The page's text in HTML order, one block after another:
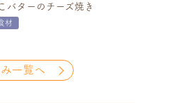
バターのチーズ焼き
材
一覧へ